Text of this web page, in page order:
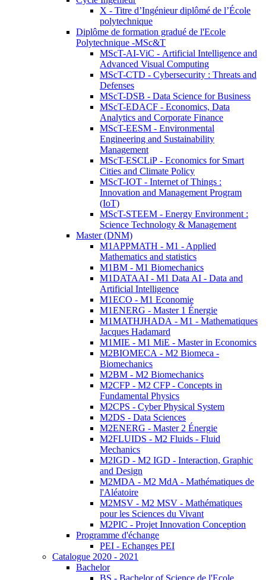
X - Titre d’Ingénieur diplômé de l’École
polytechnique
Diplôme de formation gradué de l'Ecole
Polytechnique -MSc&T
MScT-AI-ViC - Artificial Intelligence and
Advanced Visual Computing
MScT-CTD - Cybersecurity : Threats and
Defenses
MScT-DSB - Data Science for Business
MScT-EDACF - Economics, Data
Analytics and Corporate Finance
MScT-EESM - Environmental
Engineering and Sustainability
Management
MScT-ESCLiP - Economics for Smart
Cities and Climate Policy
MScT-IOT - Internet of Things :
Innovation and Management Program
(IoT)
MScT-STEEM - Energy Environment :
Science Technology & Management
Master (DNM)
M1APPMATH - M1 - Applied
Mathematics and statistics
M1BM - M1 Biomechanics
M1DATAAI - M1 Data AI - Data and
Artificial Intelligence
M1ECO - M1 Economie
M1ENERG - Master 1 Énergie
M1MATHJHADA - M1 - Mathematiques
Jacques Hadamard
M1MIE - M1 MiE - Master in Economics
M2BIOMECA - M2 Biomeca -
Biomechanics
M2BM - M2 Biomechanics
M2CFP - M2 CFP - Concepts in
Fundamental Physics
M2CPS - Cyber Physical System
M2DS - Data Sciences
M2ENERG - Master 2 Énergie
M2FLUIDS - M2 Fluids - Fluid
Mechanics
M2IGD - M2 IGD - Interaction, Graphic
and Design
M2MDA - M2 MdA - Mathématiques de
l'Aléatoire
M2MSV - M2 MSV - Mathématiques
pour les Sciences du Vivant
M2PIC - Projet Innovation Conception
Programme d'échange
PEI - Echanges PEI
Catalogue 2020 - 2021
Bachelor
BS - Bachelor of Science de l'Ecole